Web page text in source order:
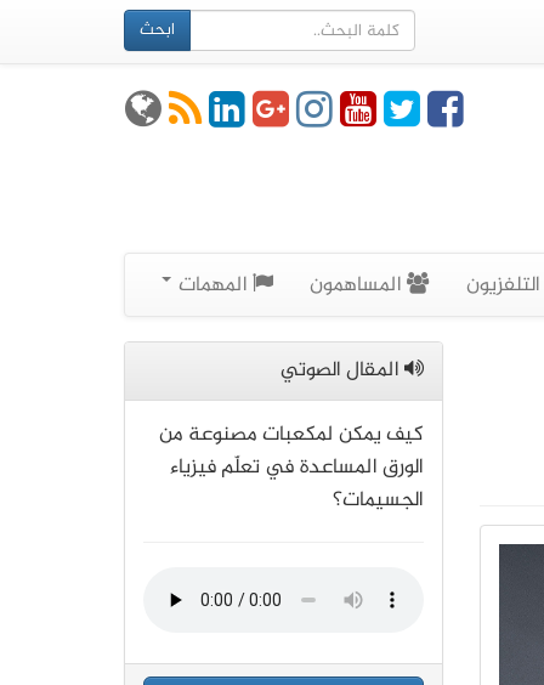
ابحث
التلفزيون المساهمون المهمات
المقال الصوتي
كيف يمكن لمكعبات مصنوعة من
الورق المساعدة في تعلّم فيزياء
الجسيمات؟